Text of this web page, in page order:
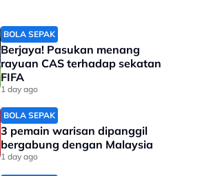
BOLA SEPAK
Berjaya! Pasukan menang
rayuan CAS terhadap sekatan
FIFA
1 day ago
BOLA SEPAK
3 pemain warisan dipanggil
bergabung dengan Malaysia
1 day ago